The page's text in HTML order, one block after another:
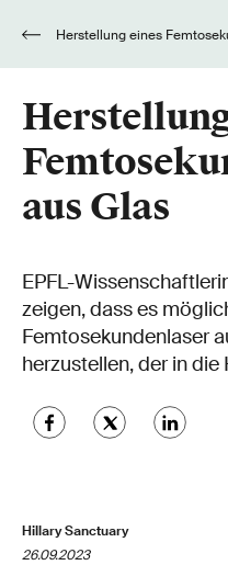
aus Glas
EPFL-
zeigen, dass es
Femtosekundenlaser
herzustellen, der in
Hillary Sanctuary
26.09.2023